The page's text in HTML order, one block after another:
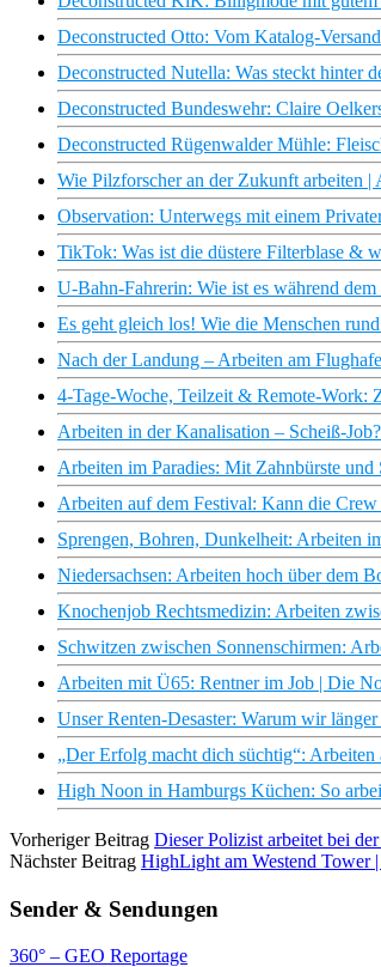
Deconstructed Otto: Vom Katalog-
Deconstructed Nutella: Was steckt hinter
Deconstructed Bundeswehr: Claire
Deconstructed Rügenwalder Mühle:
Wie Pilzforscher an der Zukunft arbeiten |
Observation: Unterwegs mit einem
TikTok: Was ist die düstere Filterblase &
U-Bahn-Fahrerin: Wie ist es während
Es geht gleich los! Wie die Menschen
Nach der Landung – Arbeiten am
4-Tage-Woche, Teilzeit & Remote-Work:
Arbeiten in der Kanalisation – Scheiß-
Arbeiten im Paradies: Mit Zahnbürste und
Arbeiten auf dem Festival: Kann die
Sprengen, Bohren, Dunkelheit: Arbeiten
Niedersachsen: Arbeiten hoch über dem
Knochenjob Rechtsmedizin: Arbeiten
Schwitzen zwischen Sonnenschirmen:
Arbeiten mit Ü65: Rentner im Job | Die
Unser Renten-Desaster: Warum wir
„Der Erfolg macht dich süchtig“:
High Noon in Hamburgs Küchen: So
Vorheriger Beitrag Dieser Polizist arbeitet bei
Nächster Beitrag HighLight am Westend Tower
Sender & Sendungen
360° – GEO Reportage